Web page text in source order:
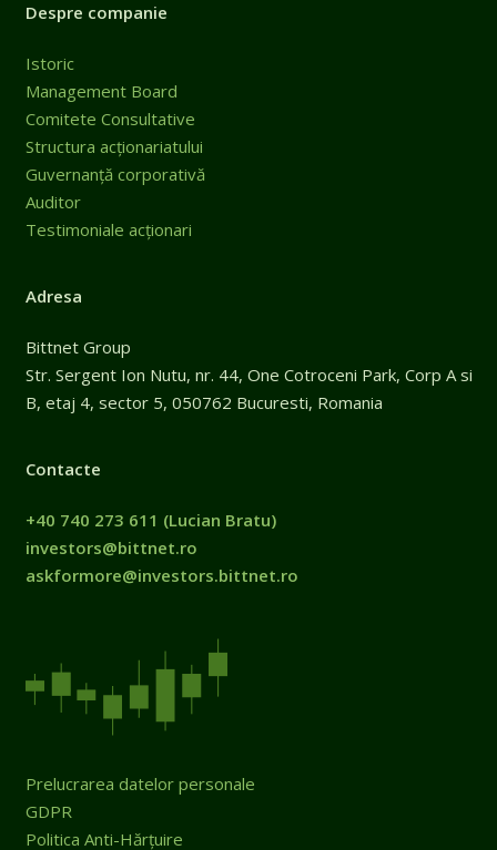
Despre companie
Istoric
Management Board
Comitete Consultative
Structura acționariatului
Guvernanță corporativă
Auditor
Testimoniale acționari
Adresa
Bittnet Group
Str. Sergent Ion Nutu, nr. 44, One Cotroceni Park, Corp A si
B, etaj 4, sector 5, 050762 Bucuresti, Romania
Contacte
+40 740 273 611 (Lucian Bratu)
investors@bittnet.ro
askformore@investors.bittnet.ro
Prelucrarea datelor personale
GDPR
Politica Anti-Hărțuire